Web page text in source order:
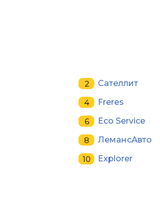
Сателлит
Freres
Eco Service
ЛемансАвто
Explorer